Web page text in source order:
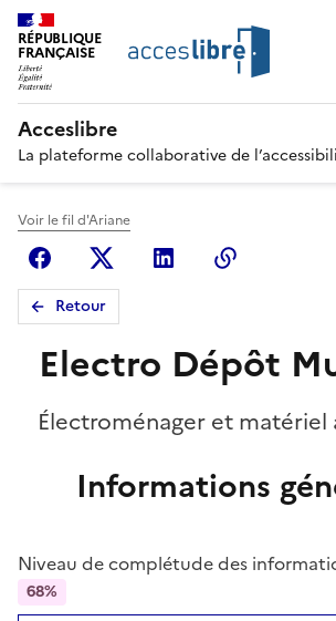
RÉPUBLIQUE
FRANÇAISE
Acceslibre
La plateforme collaborative de
Voir le fil d'Ariane
FacebookX (anciennement Twitter)
Linkedin
Retour
Electro Dépôt
Électroménager et matériel
Informations
Niveau de complétude des
68%